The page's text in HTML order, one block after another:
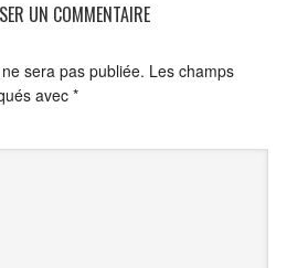
UN COMMENTAIRE
sera pas publiée. Les champs
avec *